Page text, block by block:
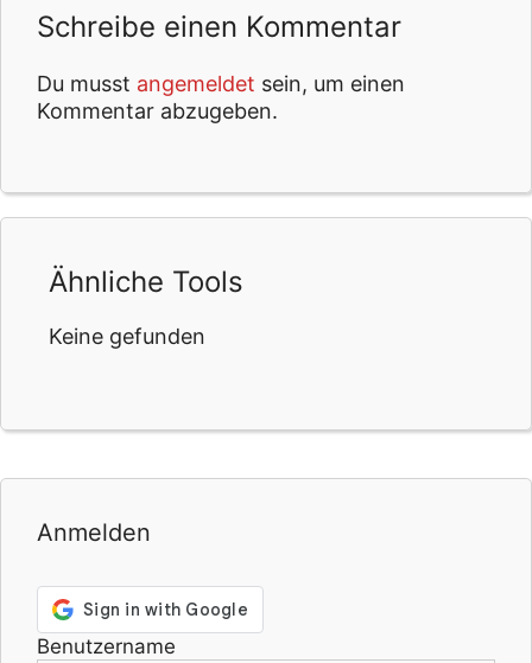
Schreibe einen Kommentar
Du musst angemeldet sein, um einen
Kommentar abzugeben.
Ähnliche Tools
Keine gefunden
Anmelden
Benutzername